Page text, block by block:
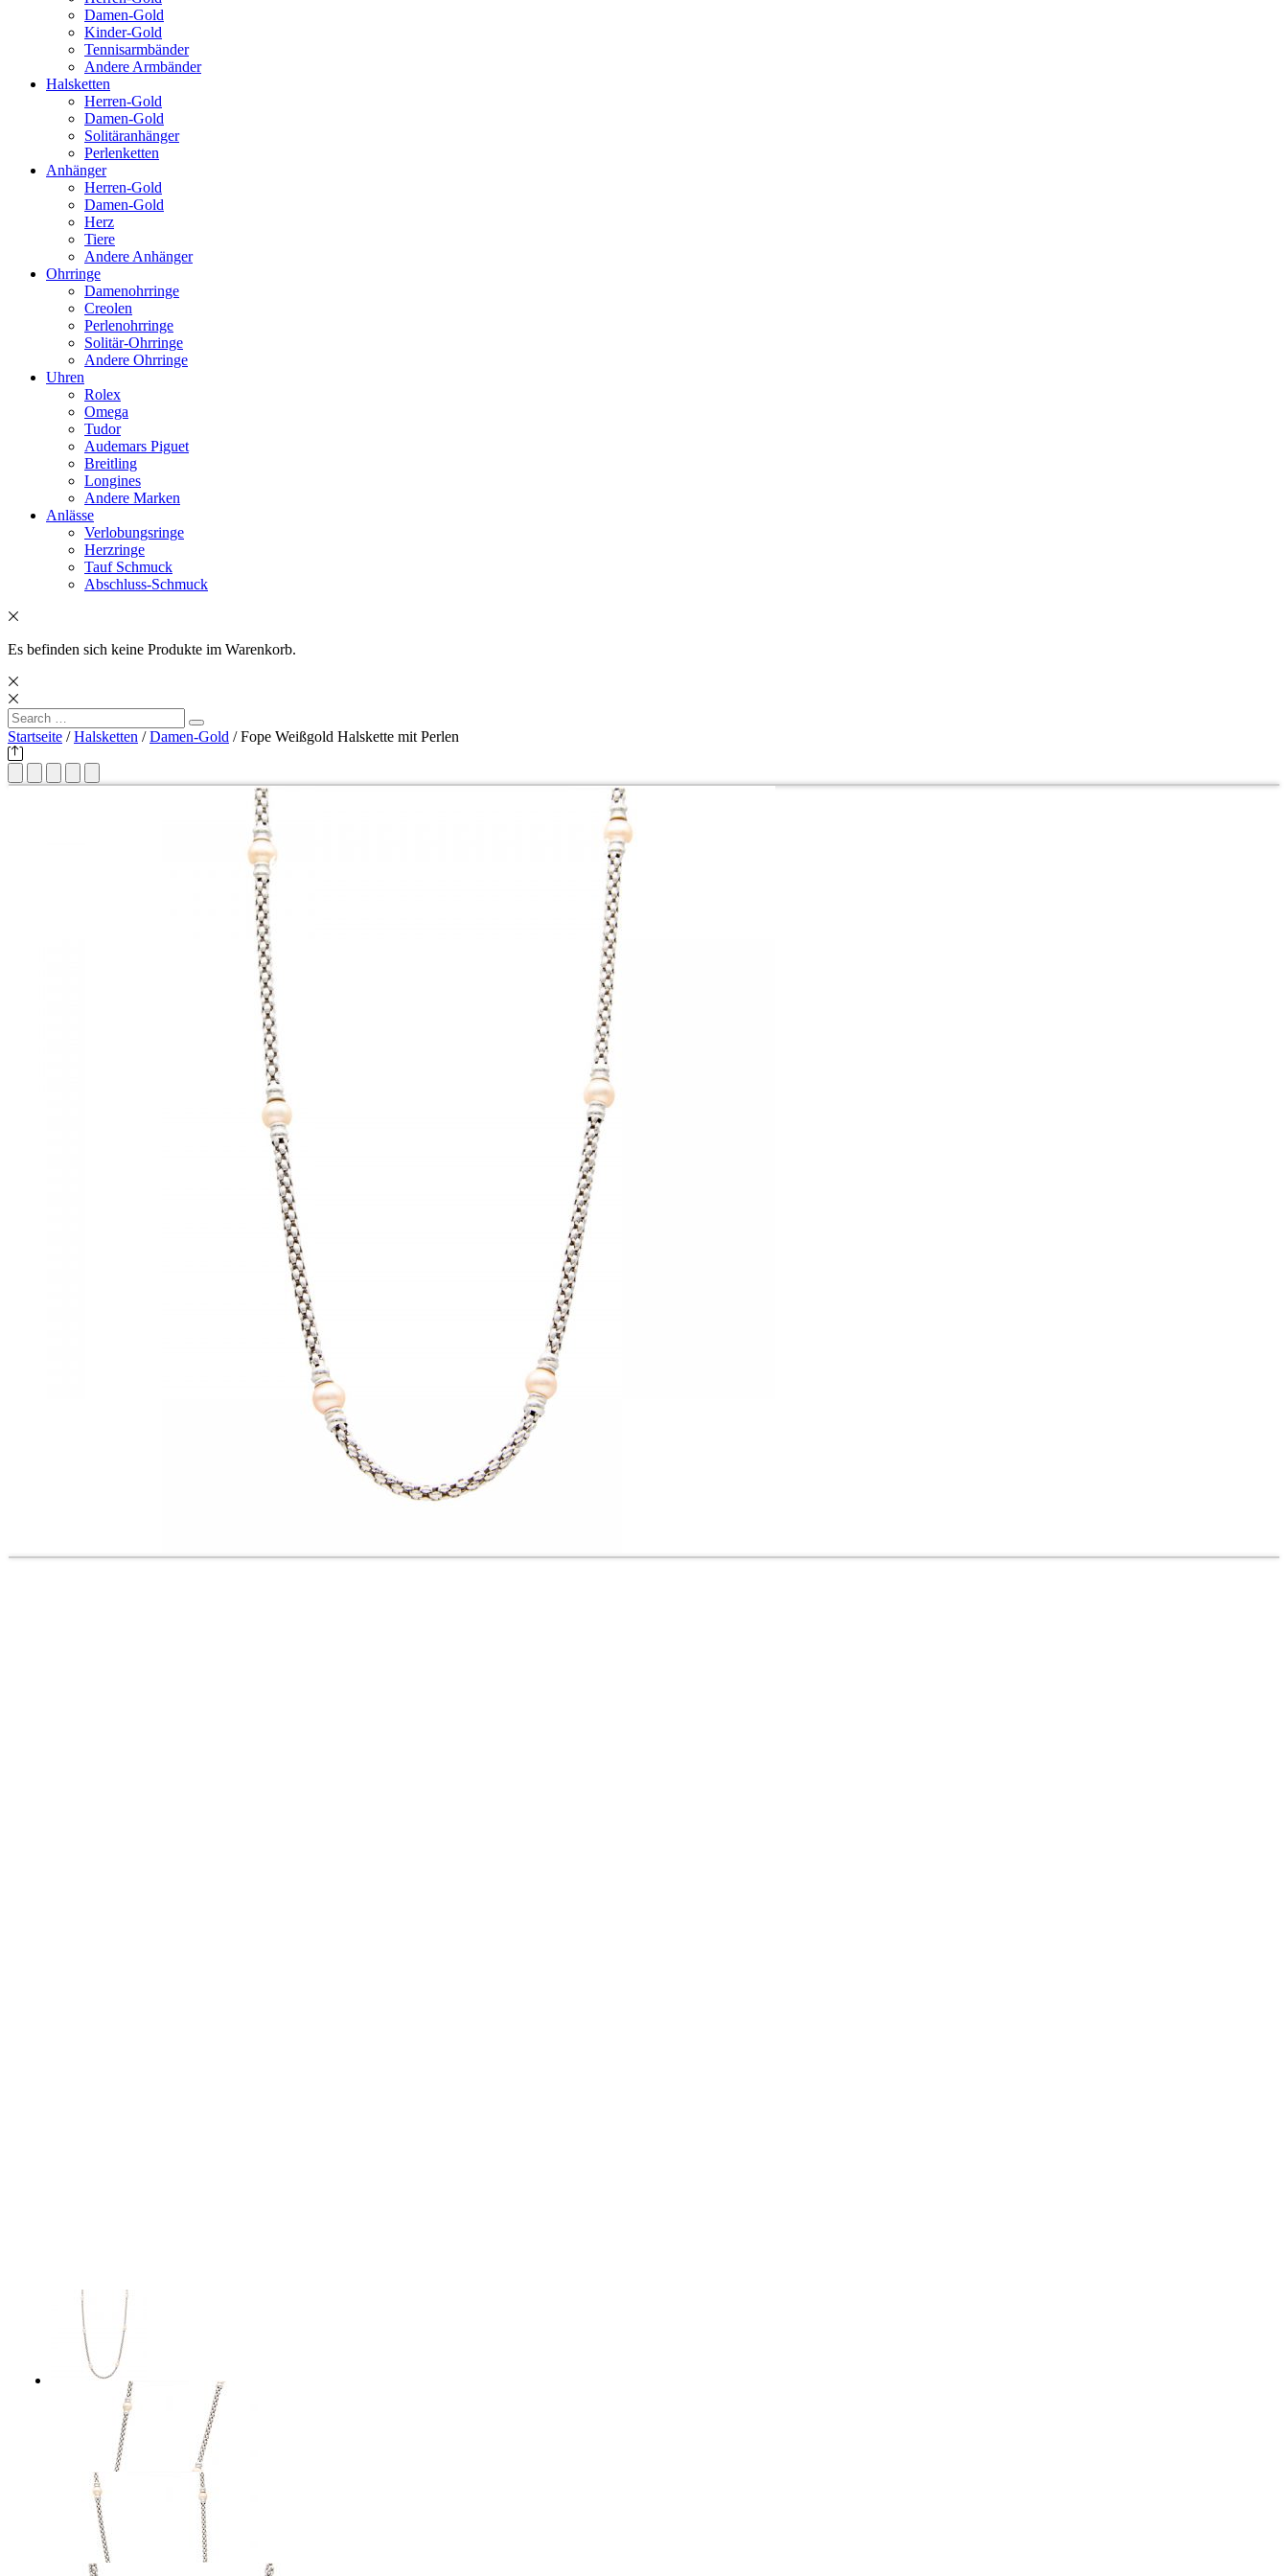
Damen-Gold
Kinder-Gold
Tennisarmbänder
Andere Armbänder
Halsketten
Herren-Gold
Damen-Gold
Solitäranhänger
Perlenketten
Anhänger
Herren-Gold
Damen-Gold
Herz
Tiere
Andere Anhänger
Ohrringe
Damenohrringe
Creolen
Perlenohrringe
Solitär-Ohrringe
Andere Ohrringe
Uhren
Rolex
Omega
Tudor
Audemars Piguet
Breitling
Longines
Andere Marken
Anlässe
Verlobungsringe
Herzringe
Tauf Schmuck
Abschluss-Schmuck
Es befinden sich keine Produkte im Warenkorb.
Search
for:
Search
Startseite /Halsketten /Damen-Gold / Fope Weißgold Halskette mit Perlen